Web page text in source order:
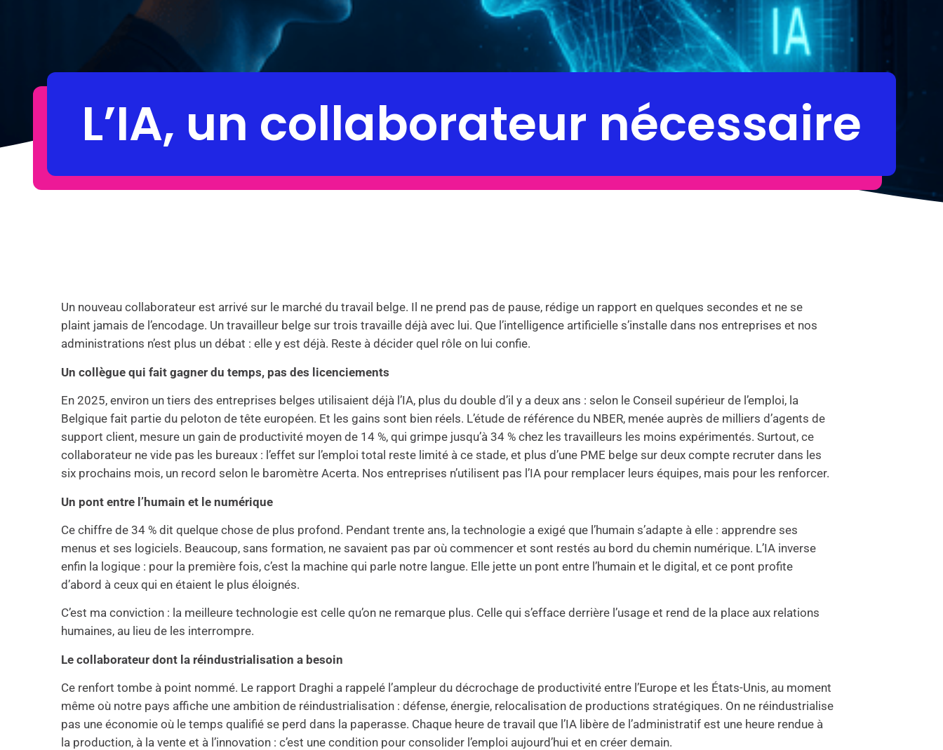
L’IA, un collaborateur nécessaire
Un nouveau collaborateur est arrivé sur le marché du travail belge. Il ne prend pas de pause, rédige un rapport en quelques secondes et ne se
plaint jamais de l’encodage. Un travailleur belge sur trois travaille déjà avec lui. Que l’intelligence artificielle s’installe dans nos entreprises et nos
administrations n’est plus un débat : elle y est déjà. Reste à décider quel rôle on lui confie.
Un collègue qui fait gagner du temps, pas des licenciements
En 2025, environ un tiers des entreprises belges utilisaient déjà l’IA, plus du double d’il y a deux ans : selon le Conseil supérieur de l’emploi, la
Belgique fait partie du peloton de tête européen. Et les gains sont bien réels. L’étude de référence du NBER, menée auprès de milliers d’agents de
support client, mesure un gain de productivité moyen de 14 %, qui grimpe jusqu’à 34 % chez les travailleurs les moins expérimentés. Surtout, ce
collaborateur ne vide pas les bureaux : l’effet sur l’emploi total reste limité à ce stade, et plus d’une PME belge sur deux compte recruter dans les
six prochains mois, un record selon le baromètre Acerta. Nos entreprises n’utilisent pas l’IA pour remplacer leurs équipes, mais pour les renforcer.
Un pont entre l’humain et le numérique
Ce chiffre de 34 % dit quelque chose de plus profond. Pendant trente ans, la technologie a exigé que l’humain s’adapte à elle : apprendre ses
menus et ses logiciels. Beaucoup, sans formation, ne savaient pas par où commencer et sont restés au bord du chemin numérique. L’IA inverse
enfin la logique : pour la première fois, c’est la machine qui parle notre langue. Elle jette un pont entre l’humain et le digital, et ce pont profite
d’abord à ceux qui en étaient le plus éloignés.
C’est ma conviction : la meilleure technologie est celle qu’on ne remarque plus. Celle qui s’efface derrière l’usage et rend de la place aux relations
humaines, au lieu de les interrompre.
Le collaborateur dont la réindustrialisation a besoin
Ce renfort tombe à point nommé. Le rapport Draghi a rappelé l’ampleur du décrochage de productivité entre l’Europe et les États-Unis, au moment
même où notre pays affiche une ambition de réindustrialisation : défense, énergie, relocalisation de productions stratégiques. On ne réindustrialise
pas une économie où le temps qualifié se perd dans la paperasse. Chaque heure de travail que l’IA libère de l’administratif est une heure rendue à
la production, à la vente et à l’innovation : c’est une condition pour consolider l’emploi aujourd’hui et en créer demain.